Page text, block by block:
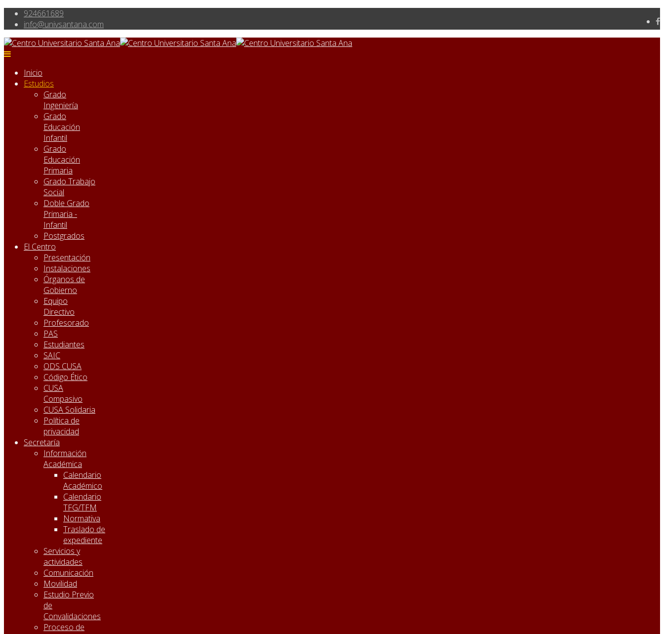
924661689
info@univsantana.com
Inicio
Estudios
Grado
Ingeniería
Grado
Educación
Infantil
Grado
Educación
Primaria
Grado Trabajo
Social
Doble Grado
Primaria -
Infantil
Postgrados
El Centro
Presentación
Instalaciones
Órganos de
Gobierno
Equipo
Directivo
Profesorado
PAS
Estudiantes
SAIC
ODS CUSA
Código Ético
CUSA
Compasivo
CUSA Solidaria
Política de
privacidad
Secretaría
Información
Académica
Calendario
Académico
Calendario
TFG/TFM
Normativa
Traslado de
expediente
Servicios y
actividades
Comunicación
Movilidad
Estudio Previo
de
Convalidaciones
Proceso de